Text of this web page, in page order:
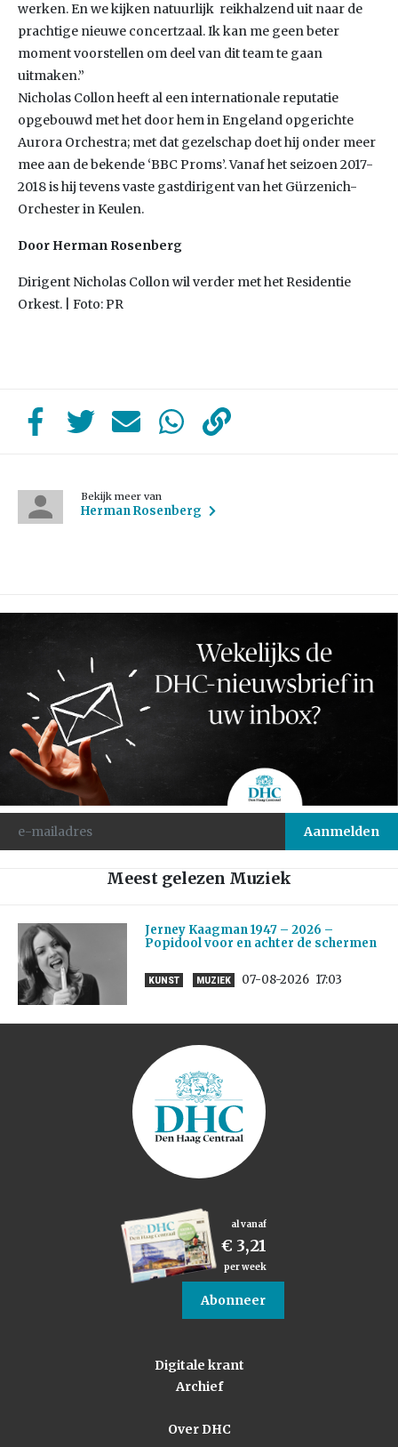
werken. En we kijken natuurlijk reikhalzend uit naar de
prachtige nieuwe concertzaal. Ik kan me geen beter
moment voorstellen om deel van dit team te gaan
uitmaken.”
Nicholas Collon heeft al een internationale reputatie
opgebouwd met het door hem in Engeland opgerichte
Aurora Orchestra; met dat gezelschap doet hij onder meer
mee aan de bekende ‘BBC Proms’. Vanaf het seizoen 2017-
2018 is hij tevens vaste gastdirigent van het Gürzenich-
Orchester in Keulen.
Door Herman Rosenberg
Dirigent Nicholas Collon wil verder met het Residentie
Orkest. | Foto: PR
Bekijk meer van
Herman Rosenberg
Meest gelezen Muziek
Jerney Kaagman 1947 – 2026 –
Popidool voor en achter de schermen
KUNST MUZIEK 07-08-2026 17:03
al vanaf
€ 3,21
per week
Abonneer
Digitale krant
Archief
Over DHC